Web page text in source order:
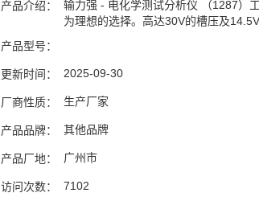
产品介绍：
输力强 - 电化学测试分析仪 （1287）
为理想的选择。高达30V的槽压及
产品型号：
更新时间： 2025-09-30
厂商性质： 生产厂家
产品品牌： 其他品牌
产品厂地： 广州市
访问次数： 7102